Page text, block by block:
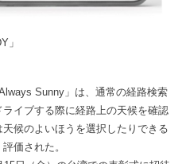
」
Sunny」は、通常の経路検索
イブする際に経路上の天候を確認
候のよいほうを選択したりできる
価された。